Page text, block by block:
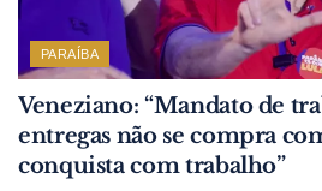
PARAÍBA
Veneziano: “Mandato de
entregas não se compra
conquista com trabalho”